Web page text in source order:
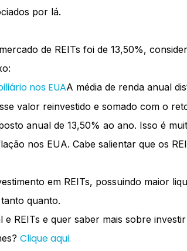
por lá.
de REITs foi de 13,50%,
A média de renda anual
valor reinvestido e somado com o
anual de 13,50% ao ano. Isso é
nos EUA. Cabe salientar que os
em REITs, possuindo maior
quanto.
REITs e quer saber mais sobre
Clique aqui.